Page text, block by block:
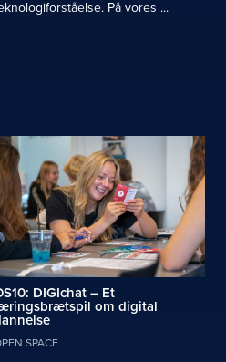
På vores ...
DIGIchat – Et
om digital
SPACE